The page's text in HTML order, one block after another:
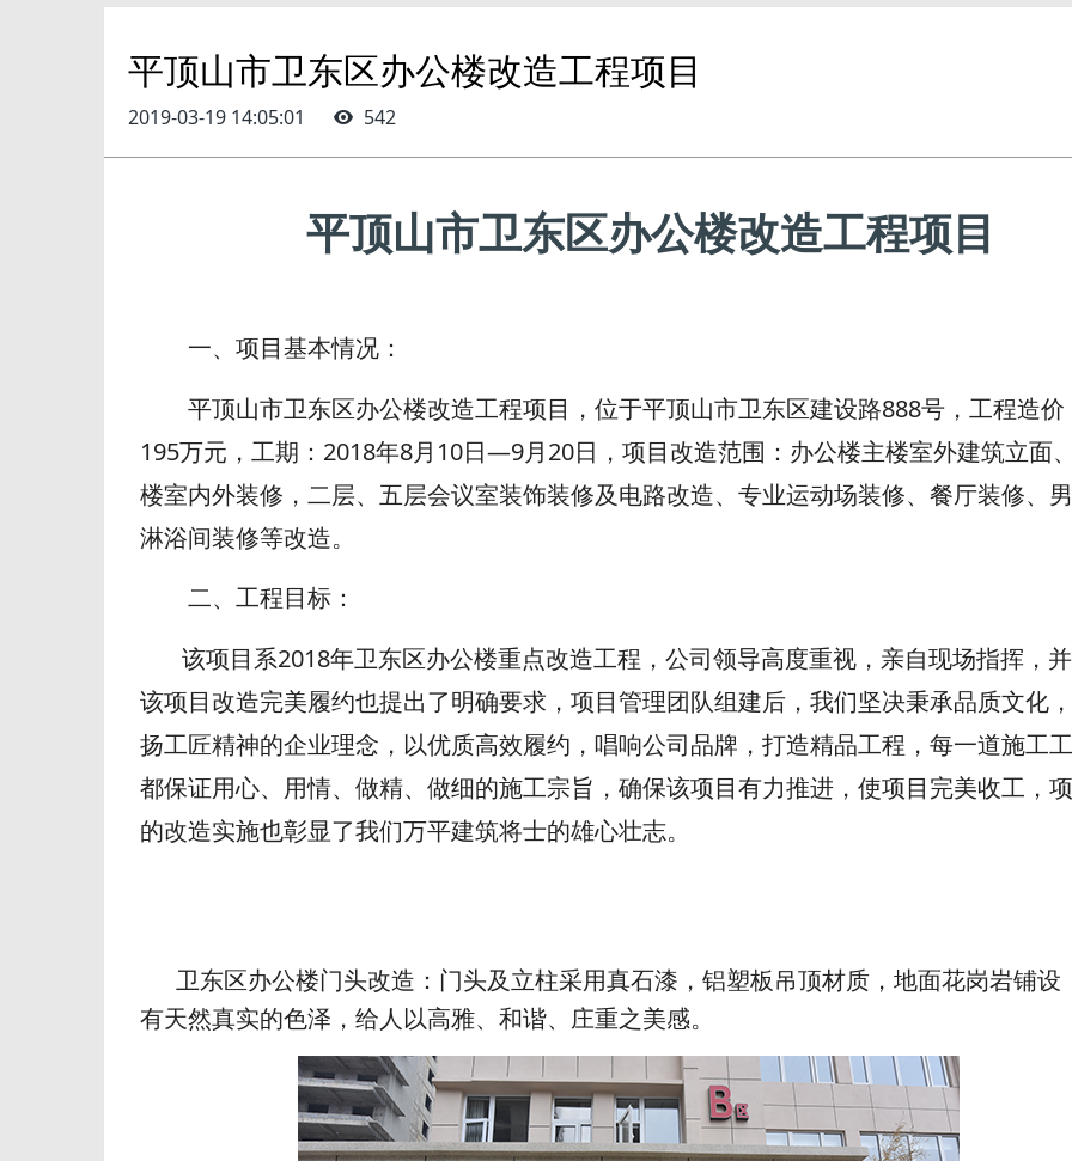
平顶山市卫东区办公楼改造工程项目
2019-03-19 14:05:01 542
平顶山市卫东区办公楼改造工程项目
一、项目基本情况：
平顶山市卫东区办公楼改造工程项目，位于平顶山市卫东区建设路888号，工程造价
195万元，工期：2018年8月10日—9月20日，项目改造范围：办公楼主楼室外建筑立面
楼室内外装修，二层、五层会议室装饰装修及电路改造、专业运动场装修、餐厅装修、
淋浴间装修等改造。
二、工程目标：
该项目系2018年卫东区办公楼重点改造工程，公司领导高度重视，亲自现场指挥，
该项目改造完美履约也提出了明确要求，项目管理团队组建后，我们坚决秉承品质文化
扬工匠精神的企业理念，以优质高效履约，唱响公司品牌，打造精品工程，每一道施工
都保证用心、用情、做精、做细的施工宗旨，确保该项目有力推进，使项目完美收工，
的改造实施也彰显了我们万平建筑将士的雄心壮志。
卫东区办公楼门头改造：门头及立柱采用真石漆，铝塑板吊顶材质，地面花岗岩铺设
有天然真实的色泽，给人以高雅、和谐、庄重之美感。